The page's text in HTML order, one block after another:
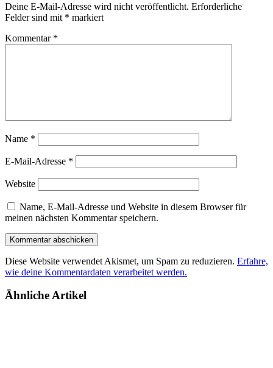
Deine E-Mail-Adresse wird nicht veröffentlicht. Erforderliche
Felder sind mit * markiert
Kommentar *
Name *
E-Mail-Adresse *
Website
Name, E-Mail-Adresse und Website in diesem Browser für
meinen nächsten Kommentar speichern.
Diese Website verwendet Akismet, um Spam zu reduzieren. Erfahre,
wie deine Kommentardaten verarbeitet werden.
Ähnliche Artikel